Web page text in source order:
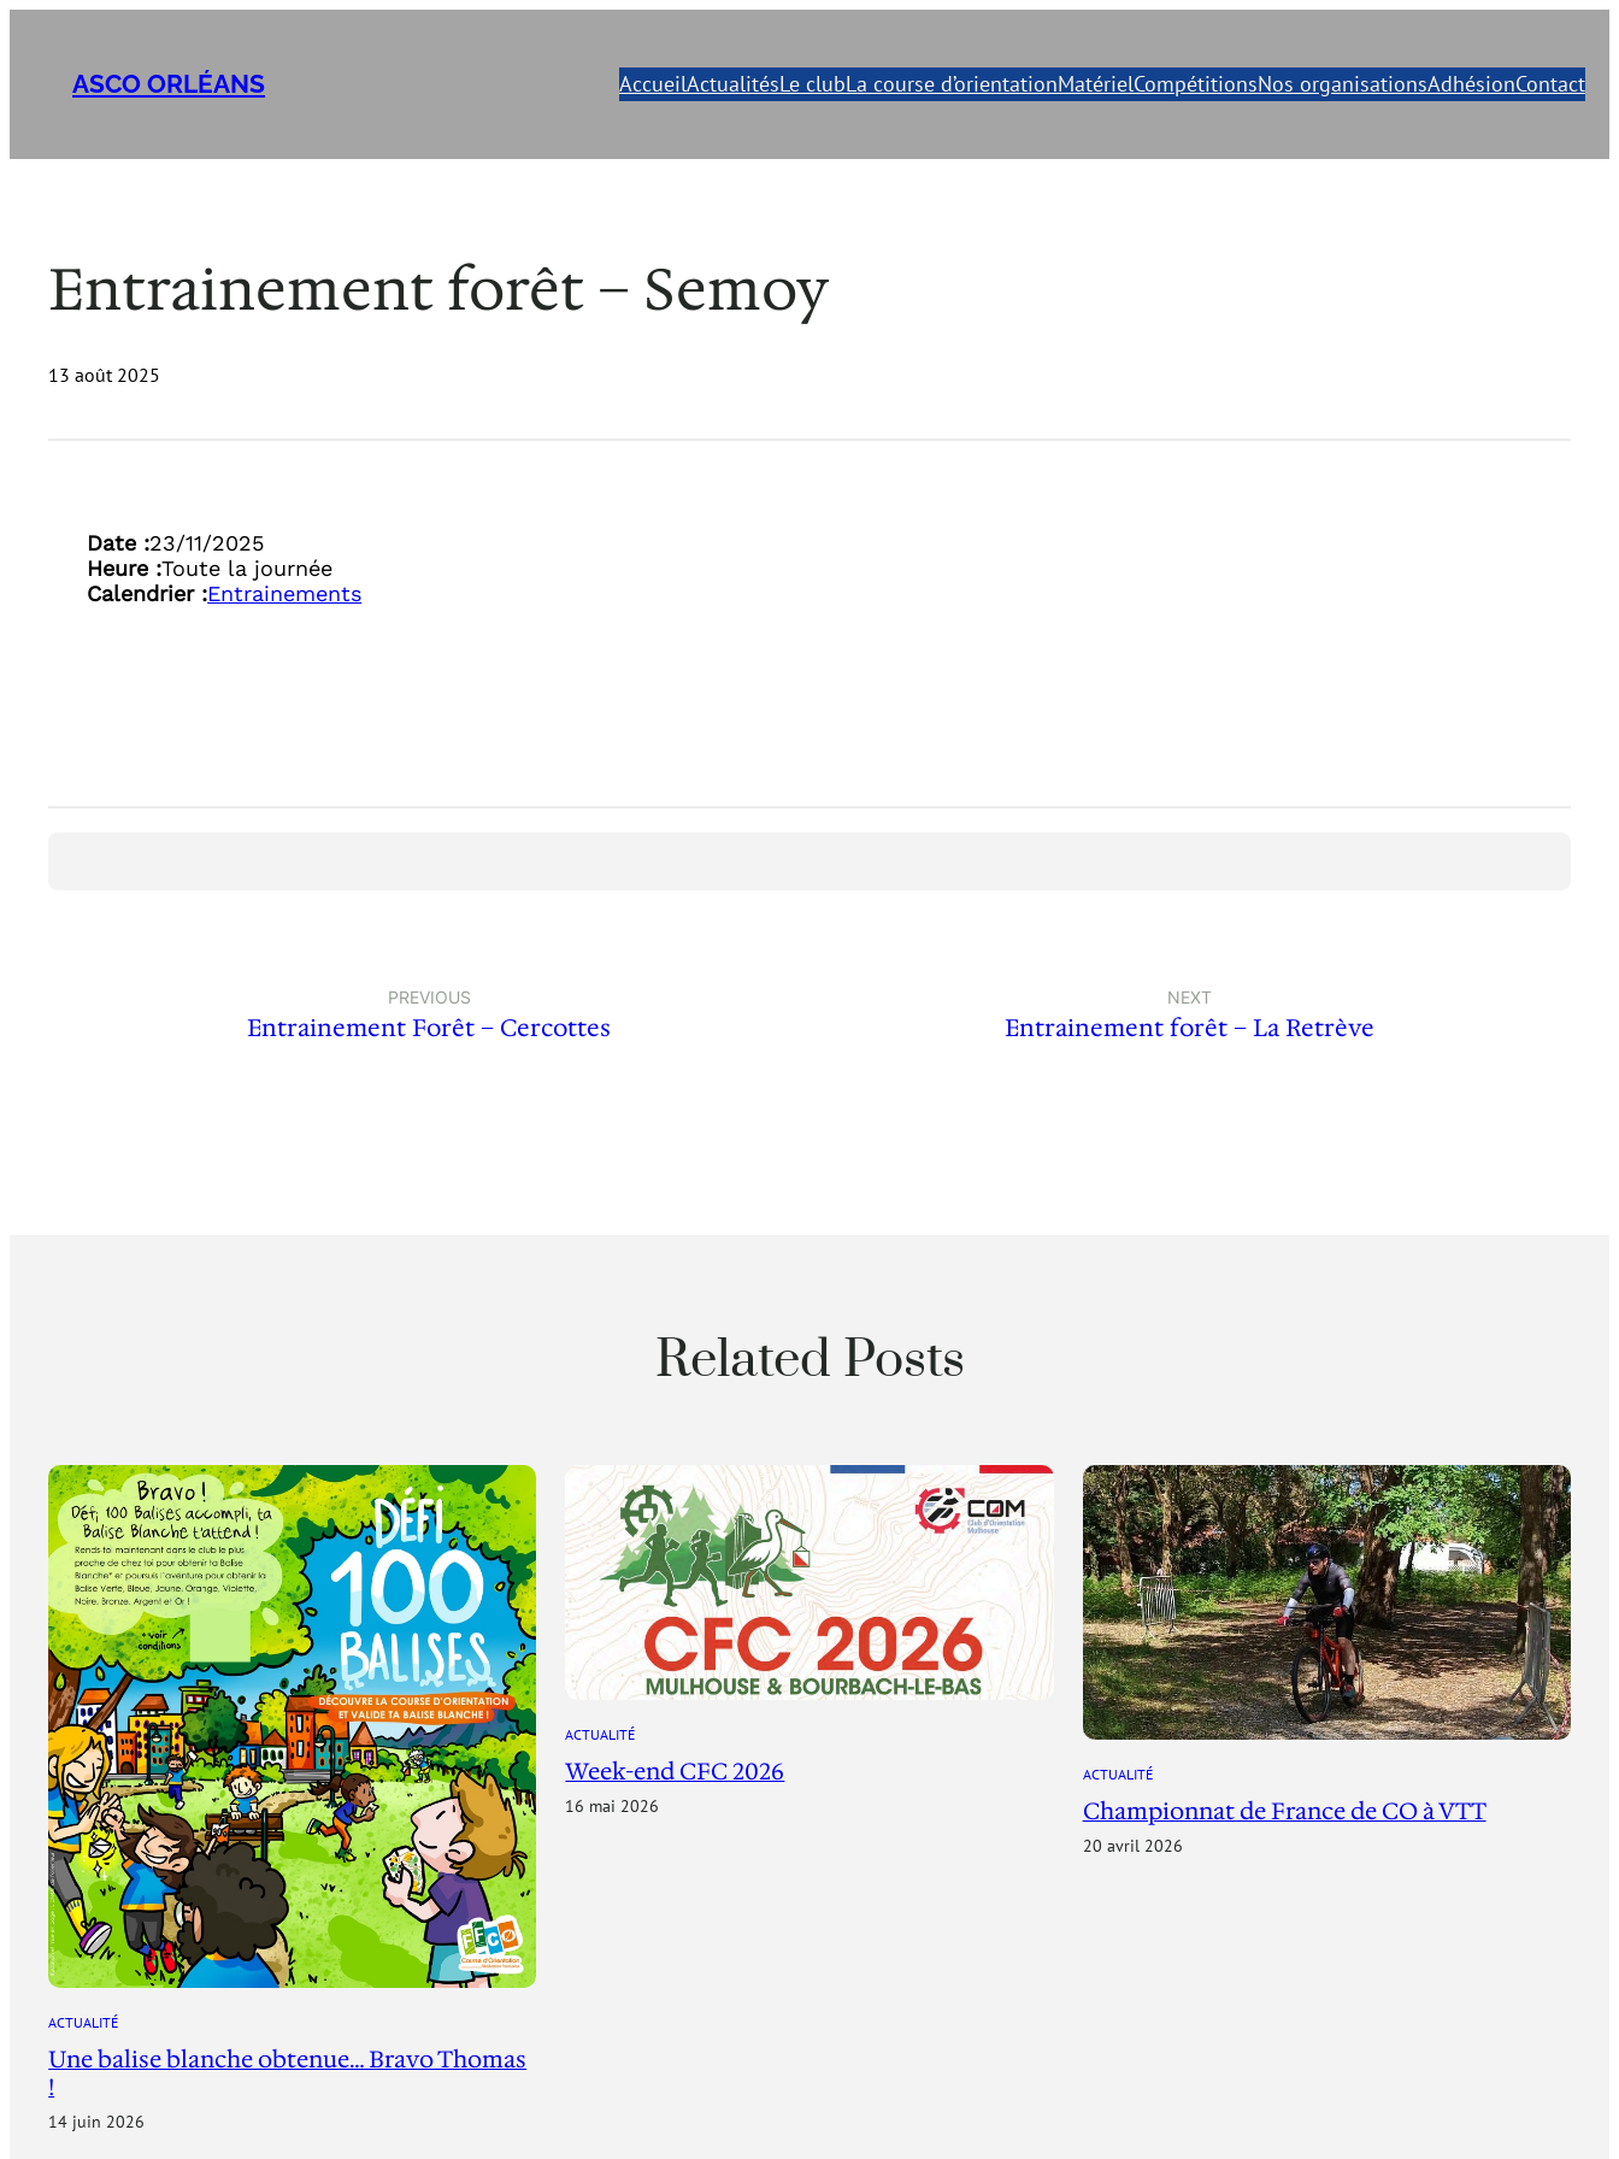
contenuASCO ORLÉANS AccueilActualitésLe clubLa course d’orientationMatérielCompétitionsNos organisationsAdhésionContact
Entrainement forêt – Semoy
13 août 2025
Date :23/11/2025
Heure :Toute la journée
Calendrier :Entrainements
PREVIOUS
Entrainement Forêt – Cercottes
NEXT
Entrainement forêt – La Retrève
Related Posts
ACTUALITÉ
Une balise blanche obtenue… Bravo Thomas
!
14 juin 2026
ACTUALITÉ
Week-end CFC 2026
16 mai 2026
ACTUALITÉ
Championnat de France de CO à VTT
20 avril 2026